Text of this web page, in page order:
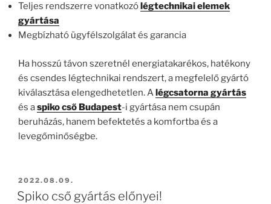
Teljes rendszerre vonatkozólégtechnikai elemek
gyártása
Megbízható ügyfélszolgálat és garancia
Ha hosszú távon szeretnél energiatakarékos, hatékony
és csendes légtechnikai rendszert, a megfelelő gyártó
kiválasztása elengedhetetlen. Alégcsatorna gyártás
és aspiko cső Budapest-i gyártása nem csupán
beruházás, hanem befektetés a komfortba és a
levegőminőségbe.
BEKÜLDVE:
2022.08.09.
Spiko cső gyártás előnyei!